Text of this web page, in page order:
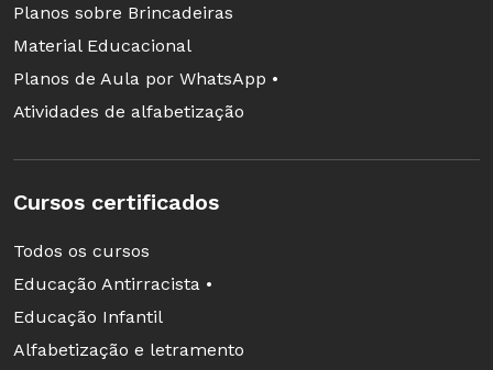
Planos sobre Brincadeiras
Material Educacional
Planos de Aula por WhatsApp •
Atividades de alfabetização
Cursos certificados
Todos os cursos
Educação Antirracista •
Educação Infantil
Alfabetização e letramento